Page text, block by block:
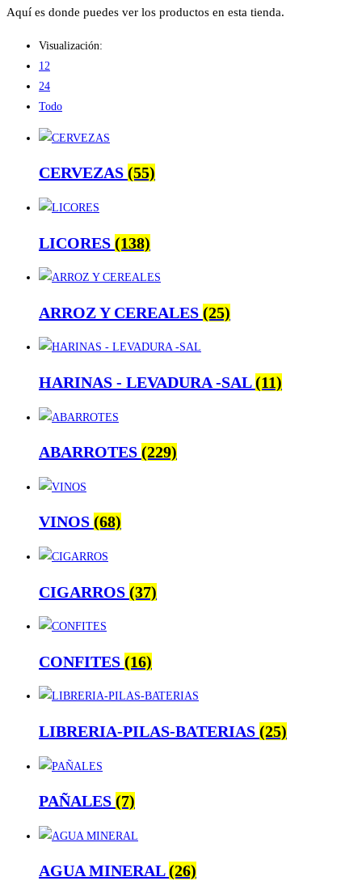
Aquí es donde puedes ver los productos en esta tienda.
Visualización:
12
24
Todo
CERVEZAS (55)
LICORES (138)
ARROZ Y CEREALES (25)
HARINAS - LEVADURA -SAL(11)
ABARROTES (229)
VINOS (68)
CIGARROS (37)
CONFITES (16)
LIBRERIA-PILAS-BATERIAS (25)
PAÑALES (7)
AGUA MINERAL(26)